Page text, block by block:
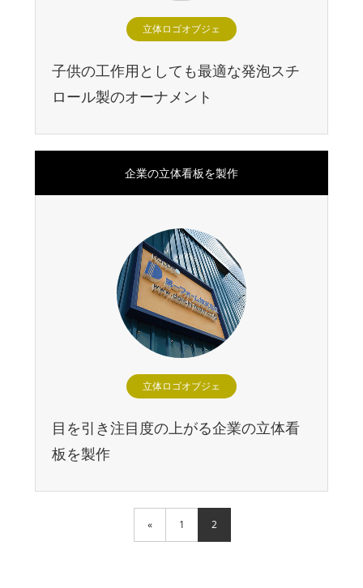
立体ロゴオブジェ
子供の工作用としても最適な発泡スチ
ロール製のオーナメント
企業の立体看板を製作
立体ロゴオブジェ
目を引き注目度の上がる企業の立体看
板を製作
« 1 2